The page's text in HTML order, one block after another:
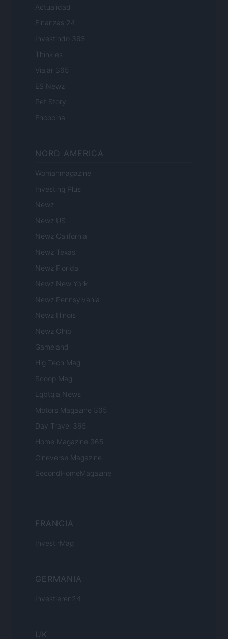
Actualidad
Finanzas 24
Investindo 365
Think.es
Viajar 365
ES Newz
Pet Story
Encocina
NORD AMERICA
Womanmagazine
Investing Plus
Newz
Newz US
Newz California
Newz Texas
Newz Florida
Newz New York
Newz Pennsylvania
Newz Illinois
Newz Ohio
Gameland
Hig Tech Mag
Scoop Mag
Lgbtqia News
Motors Magazine 365
Day Travel 365
Home Magazine 365
Cineverse Magazine
SecondHomeMagazine
FRANCIA
InvestirMag
GERMANIA
Investieren24
UK